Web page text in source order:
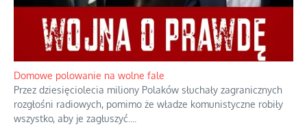
Domowe polowanie na wolne fale
Przez dziesięciolecia miliony Polaków słuchały zagranicznych
rozgłośni radiowych, pomimo że władze komunistyczne robiły
wszystko, aby je zagłuszyć.